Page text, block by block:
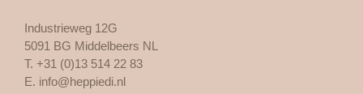
Industrieweg 12G
5091 BG Middelbeers NL
T. +31 (0)13 514 22 83
E. info@heppiedi.nl